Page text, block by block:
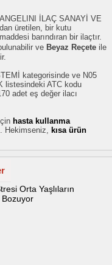
İLAÇ SANAYİ VE
üretilen, bir kutu
barındıran bir ilaçtır.
ve Beyaz Reçete ile
kategorisinde ve N05
listesindeki ATC kodu
adet eş değer ilacı
hasta kullanma
Hekimseniz, kısa ürün
Orta Yaşlıların